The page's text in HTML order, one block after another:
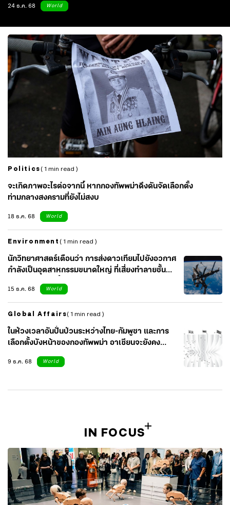
24 ธ.ค. 68 World
Politics ( 1 min read )
จะเกิดภาพอะไรต่อจากนี้ หากกองทัพพม่าดึงดันจัดเลือกตั้ง
ท่ามกลางสงครามที่ยังไม่สงบ
18 ธ.ค. 68
World
Environment ( 1 min read )
นักวิทยาศาสตร์เตือนว่า การส่งดาวเทียมไปยังอวกาศ
กำลังเป็นอุตสาหกรรมขนาดใหญ่ ที่เสี่ยงทำลายชั้น
บรรยากาศมากขึ้น
15 ธ.ค. 68 World
Global Affairs( 1 min read )
ในห้วงเวลาอันปั่นป่วนระหว่างไทย-กัมพูชา และการ
เลือกตั้งบังหน้าของกองทัพพม่า อาเซียนจะยังคง
รักษา ‘เสาหลักแห่งสันติภาพ’ ไว้ได้ไหม?
9 ธ.ค. 68 World
IN FOCUS